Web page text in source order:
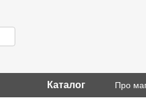
Каталог Про